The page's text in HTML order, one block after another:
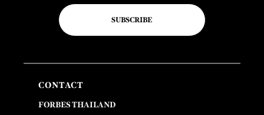
SUBSCRIBE
CONTACT
FORBES THAILAND